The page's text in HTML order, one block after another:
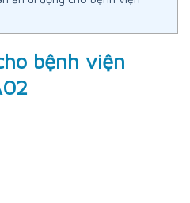
bệnh viện